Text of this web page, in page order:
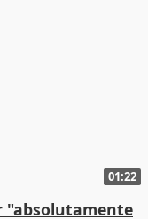
01:22
"absolutamente